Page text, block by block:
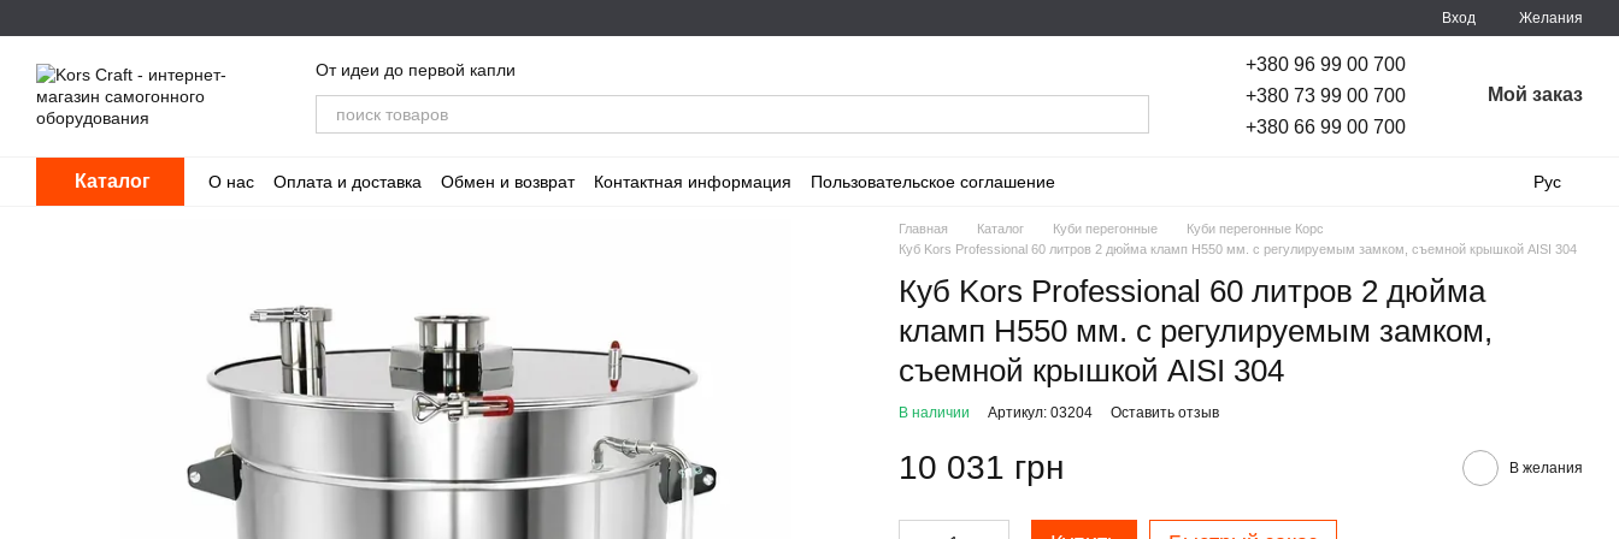
Вход Желания
От идеи до первой капли
+380 96 99 00 700
+380 73 99 00 700
+380 66 99 00 700
Мой заказ
Каталог О нас Оплата и доставка Обмен и возврат Контактная информация Пользовательское соглашение Рус
Главная Каталог Куби перегонные
Куби перегонные Корс
Куб Kors Professional 60 литров 2 дюйма кламп H550 мм. с регулируемым замком, съемной крышкой AISI 304
Куб Kors Professional 60 литров 2 дюйма
кламп H550 мм. с регулируемым замком,
съемной крышкой AISI 304
В наличии Артикул: 03204 Оставить отзыв
10 031 грн В желания